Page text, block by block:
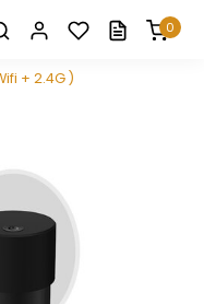
0
+ 2.4G )